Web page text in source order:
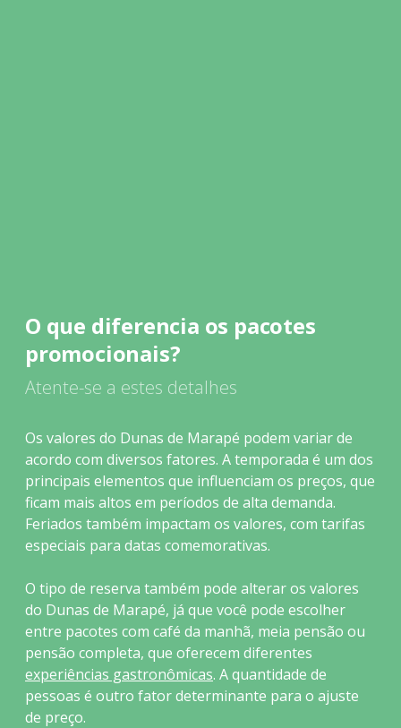
O que diferencia os pacotes
promocionais?
Atente-se a estes detalhes
Os valores do Dunas de Marapé podem variar de
acordo com diversos fatores. A temporada é um dos
principais elementos que influenciam os preços, que
ficam mais altos em períodos de alta demanda.
Feriados também impactam os valores, com tarifas
especiais para datas comemorativas.
O tipo de reserva também pode alterar os valores
do Dunas de Marapé, já que você pode escolher
entre pacotes com café da manhã, meia pensão ou
pensão completa, que oferecem diferentes
experiências gastronômicas. A quantidade de
pessoas é outro fator determinante para o ajuste
de preço.